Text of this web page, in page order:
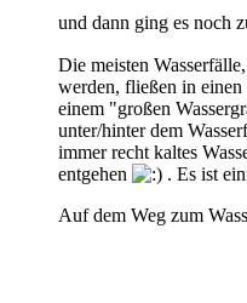
und dann ging es noch
Die meisten
werden, fließen in
einem "großen
unter/hinter dem
immer recht kaltes
entgehen
. Es ist
Auf dem Weg zum